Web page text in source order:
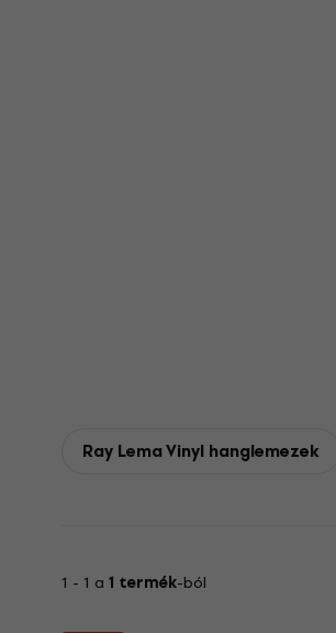
Ray Lema Vinyl hanglemezek
1 - 1 a 1 termék-ból